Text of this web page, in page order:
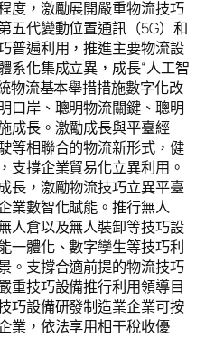
度，激勵展開嚴重物流技巧
五代變動位置通訊（5G）和
普遍利用，推進主要物流設
系化集成立異，成長“人工智
物流基本舉措措施數字化改
口岸、聰明物流關鍵、聰明
成長。激勵成長與平臺經
等相聯合的物流新形式，健
支撐企業貿易化立異利用。
長，激勵物流技巧立異平臺
業數智化賦能。推行無人
人倉以及無人裝卸等技巧設
一體化、數字孿生等技巧利
。支撐合適前提的物流技巧
重技巧設備推行利用領導目
巧設備研發制造業企業可按
業，依法享用相干稅收優